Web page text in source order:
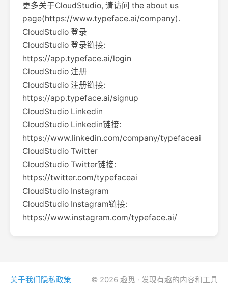
更多关于CloudStudio, 请访问 the about us
page(https://www.typeface.ai/company).
CloudStudio 登录
CloudStudio 登录链接:
https://app.typeface.ai/login
CloudStudio 注册
CloudStudio 注册链接:
https://app.typeface.ai/signup
CloudStudio Linkedin
CloudStudio Linkedin链接:
https://www.linkedin.com/company/typefaceai
CloudStudio Twitter
CloudStudio Twitter链接:
https://twitter.com/typefaceai
CloudStudio Instagram
CloudStudio Instagram链接:
https://www.instagram.com/typeface.ai/
关于我们 隐私政策 © 2026 趣觅 · 发现有趣的内容和工具